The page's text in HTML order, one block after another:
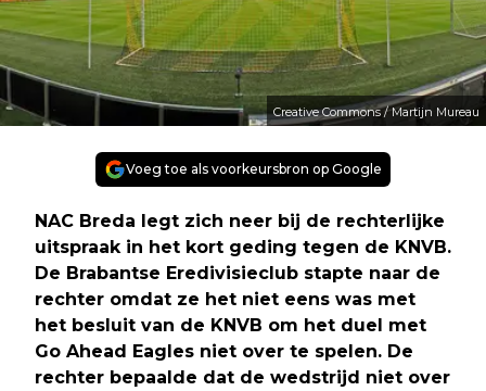
Creative Commons / Martijn Mureau
Voeg toe als voorkeursbron op Google
NAC Breda legt zich neer bij de rechterlijke
uitspraak in het kort geding tegen de KNVB.
De Brabantse Eredivisieclub stapte naar de
rechter omdat ze het niet eens was met
het besluit van de KNVB om het duel met
Go Ahead Eagles niet over te spelen. De
rechter bepaalde dat de wedstrijd niet over